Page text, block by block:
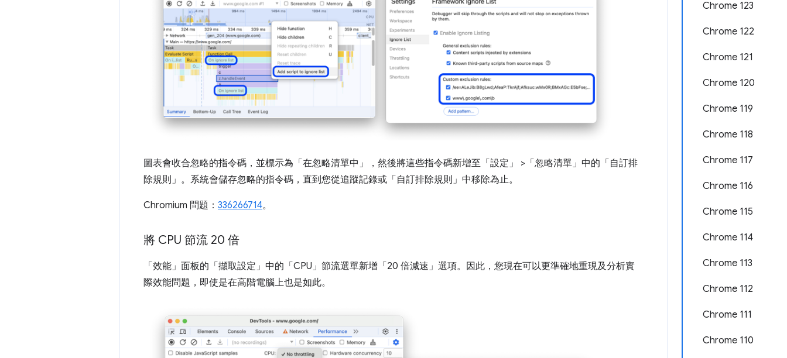
Chrome 123
Chrome 122
Chrome 121
Chrome 120
Chrome 119
Chrome 118
Chrome 117
Chrome 116
Chrome 115
Chrome 114
Chrome 113
Chrome 112
Chrome 111
Chrome 110
圖表會收合忽略的指令碼，並標示為「在忽略清單中」 ，然後將這些指令碼新增至「設定」 >「忽略清單」 中的「自訂排
除規則」 。系統會儲存忽略的指令碼，直到您從追蹤記錄或「自訂排除規則」 中移除為止。
Chromium 問題： 336266714。
將 CPU 節流 20 倍
「效能」面板的「擷取設定」 中的「CPU」節流選單新增「20 倍減速」 選項。因此，您現在可以更準確地重現及分析實
際效能問題，即使是在高階電腦上也是如此。